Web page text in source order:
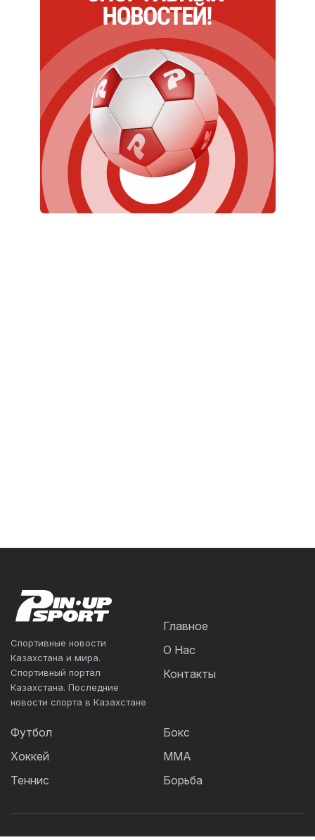
Спортивные новости
Казахстана и мира.
Спортивный портал
Казахстана. Последние
новости спорта в Казахстане
Главное
О Нас
Контакты
Футбол
Хоккей
Теннис
Бокс
ММА
Борьба